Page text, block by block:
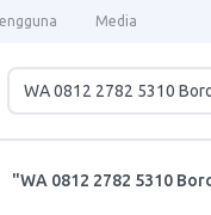
Media
"WA 0812 2782 5310